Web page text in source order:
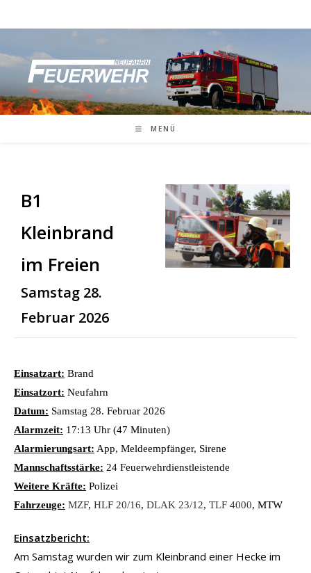
Inhalt
MENÜ
B1
Kleinbrand
im Freien
Samstag 28.
Februar 2026
Einsatzart: Brand
Einsatzort: Neufahrn
Datum: Samstag 28. Februar 2026
Alarmzeit: 17:13 Uhr (47 Minuten)
Alarmierungsart: App, Meldeempfänger, Sirene
Mannschaftsstärke: 24 Feuerwehrdienstleistende
Weitere Kräfte: Polizei
Fahrzeuge: MZF, HLF 20/16, DLAK 23/12, TLF 4000, MTW
Einsatzbericht:
Am Samstag wurden wir zum Kleinbrand einer Hecke im